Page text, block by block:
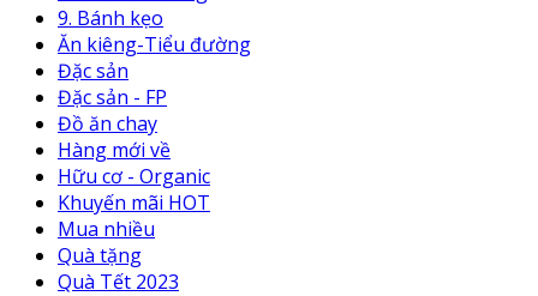
9. Bánh kẹo
Ăn kiêng-Tiểu đường
Đặc sản
Đặc sản - FP
Đồ ăn chay
Hàng mới về
Hữu cơ - Organic
Khuyến mãi HOT
Mua nhiều
Quà tặng
Quà Tết 2023